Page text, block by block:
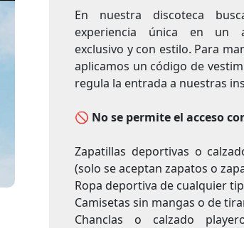
En nuestra discoteca
experiencia única en un
exclusivo y con estilo. Para
aplicamos un código de
regula la entrada a nuestras
🚫 No se permite el acceso
Zapatillas deportivas o
(solo se aceptan zapatos o
Ropa deportiva de cualquier
Camisetas sin mangas o de
Chanclas o calzado